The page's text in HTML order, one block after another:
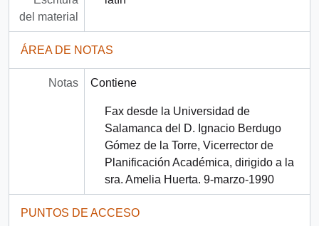
del material
ÁREA DE NOTAS
Notas Contiene
Fax desde la Universidad de
Salamanca del D. Ignacio Berdugo
Gómez de la Torre, Vicerrector de
Planificación Académica, dirigido a la
sra. Amelia Huerta. 9-marzo-1990
PUNTOS DE ACCESO